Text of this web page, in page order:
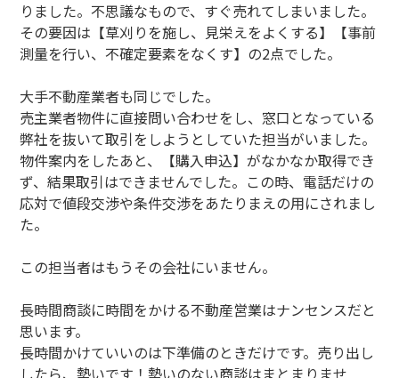
りました。不思議なもので、すぐ売れてしまいました。
その要因は【草刈りを施し、見栄えをよくする】【事前
測量を行い、不確定要素をなくす】の2点でした。
大手不動産業者も同じでした。
売主業者物件に直接問い合わせをし、窓口となっている
弊社を抜いて取引をしようとしていた担当がいました。
物件案内をしたあと、【購入申込】がなかなか取得でき
ず、結果取引はできませんでした。この時、電話だけの
応対で値段交渉や条件交渉をあたりまえの用にされまし
た。
この担当者はもうその会社にいません。
長時間商談に時間をかける不動産営業はナンセンスだと
思います。
長時間かけていいのは下準備のときだけです。売り出し
したら、勢いです！勢いのない商談はまとまりませ